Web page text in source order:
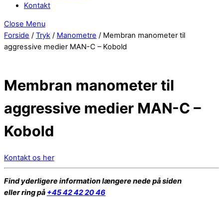
Kontakt
Close Menu
Forside / Tryk / Manometre / Membran manometer til
aggressive medier MAN-C – Kobold
Membran manometer til
aggressive medier MAN-C –
Kobold
Kontakt os her
Find yderligere information længere nede på siden
eller ring på +45 42 42 20 46